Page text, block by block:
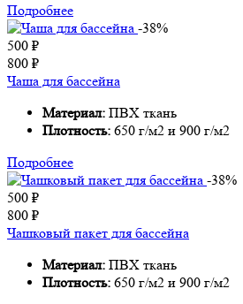
Подробнее
-38%
500 ₽
800 ₽
Чаша для бассейна
Материал: ПВХ ткань
Плотность: 650 г/м2 и 900 г/м2
Подробнее
-38%
500 ₽
800 ₽
Чашковый пакет для бассейна
Материал: ПВХ ткань
Плотность: 650 г/м2 и 900 г/м2